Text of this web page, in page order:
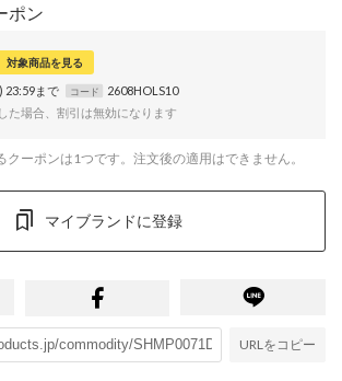
ポン
対象商品を見る
23:59まで コード
2608HOLS10
た場合、割引は無効になります
ーポンは1つです。注文後の適用はできません。
マイブランドに登録
URLをコピー